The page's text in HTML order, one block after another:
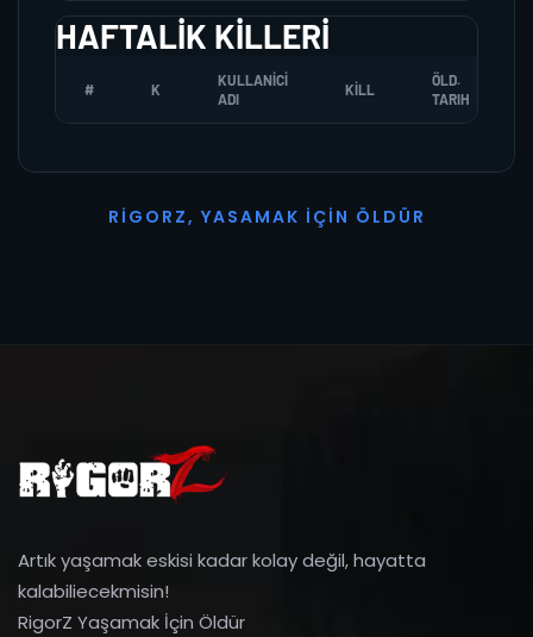
HAFTALIK KILLERI
# K
KULLANICI
ADI
KILL
ÖLD.
TARIH
R I G O R Z, YASAMAK İ ÇI N Ö L D Ü R
Artık yaşamak eskisi kadar kolay değil, hayatta
kalabiliecekmisin!
RigorZ Yaşamak İçin Öldür